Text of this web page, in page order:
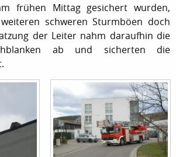
frühen Mittag gesichert wurden,
schweren Sturmböen doch
der Leiter nahm daraufhin die
ab und sicherten die